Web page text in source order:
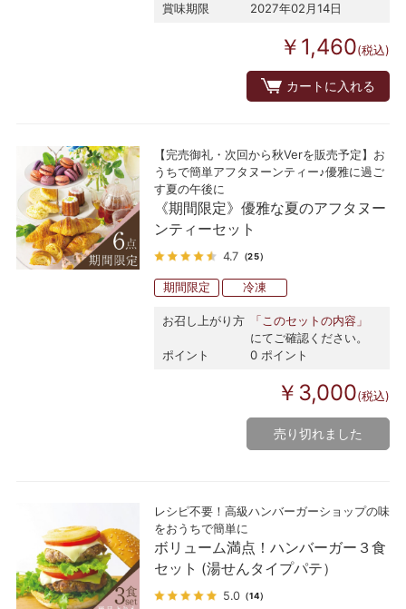
賞味期限
2027年02月14日
￥1,460(税込)
カートに入れる
【完売御礼・次回から秋Verを販売予定】お
うちで簡単アフタヌーンティー♪優雅に過ご
す夏の午後に
《期間限定》優雅な夏のアフタヌー
ンティーセット
4.7 （25）
期間限定 冷凍
お召し上がり方
「このセットの内容」
にてご確認ください。
ポイント
0 ポイント
￥3,000(税込)
売り切れました
レシピ不要！高級ハンバーガーショップの味
をおうちで簡単に
ボリューム満点！ハンバーガー３食
セット (湯せんタイプパテ）
5.0 （14）